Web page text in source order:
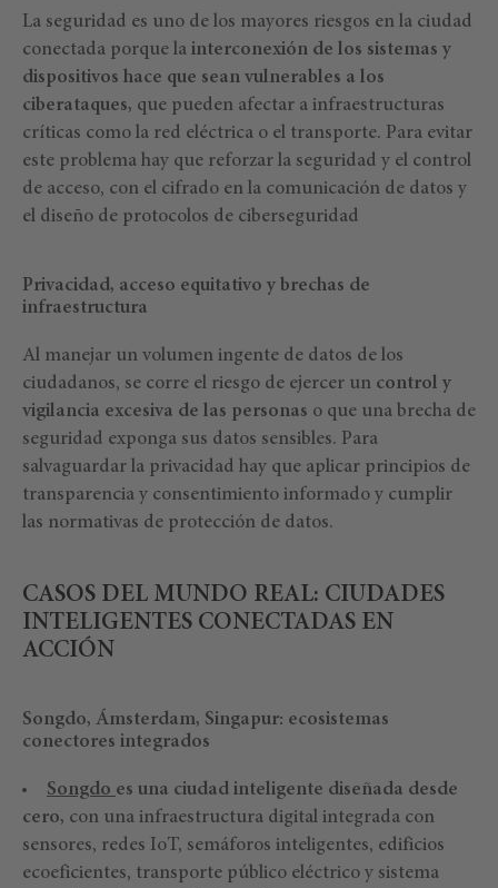
La seguridad es uno de los mayores riesgos en la ciudad
conectada porque la interconexión de los sistemas y
dispositivos hace que sean vulnerables a los
ciberataques, que pueden afectar a infraestructuras
críticas como la red eléctrica o el transporte. Para evitar
este problema hay que reforzar la seguridad y el control
de acceso, con el cifrado en la comunicación de datos y
el diseño de protocolos de ciberseguridad
Privacidad, acceso equitativo y brechas de
infraestructura
Al manejar un volumen ingente de datos de los
ciudadanos, se corre el riesgo de ejercer un control y
vigilancia excesiva de las personas o que una brecha de
seguridad exponga sus datos sensibles. Para
salvaguardar la privacidad hay que aplicar principios de
transparencia y consentimiento informado y cumplir
las normativas de protección de datos.
CASOS DEL MUNDO REAL: CIUDADES
INTELIGENTES CONECTADAS EN
ACCIÓN
Songdo, Ámsterdam, Singapur: ecosistemas
conectores integrados
Songdo es una ciudad inteligente diseñada desde
cero, con una infraestructura digital integrada con
sensores, redes IoT, semáforos inteligentes, edificios
ecoeficientes, transporte público eléctrico y sistema